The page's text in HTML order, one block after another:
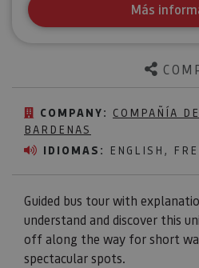
COMPANY: COMPAÑÍA
BARDENAS
IDIOMAS: ENGLISH,
Guided bus tour with
understand and discover this
off along the way for short
spectacular spots.
Más